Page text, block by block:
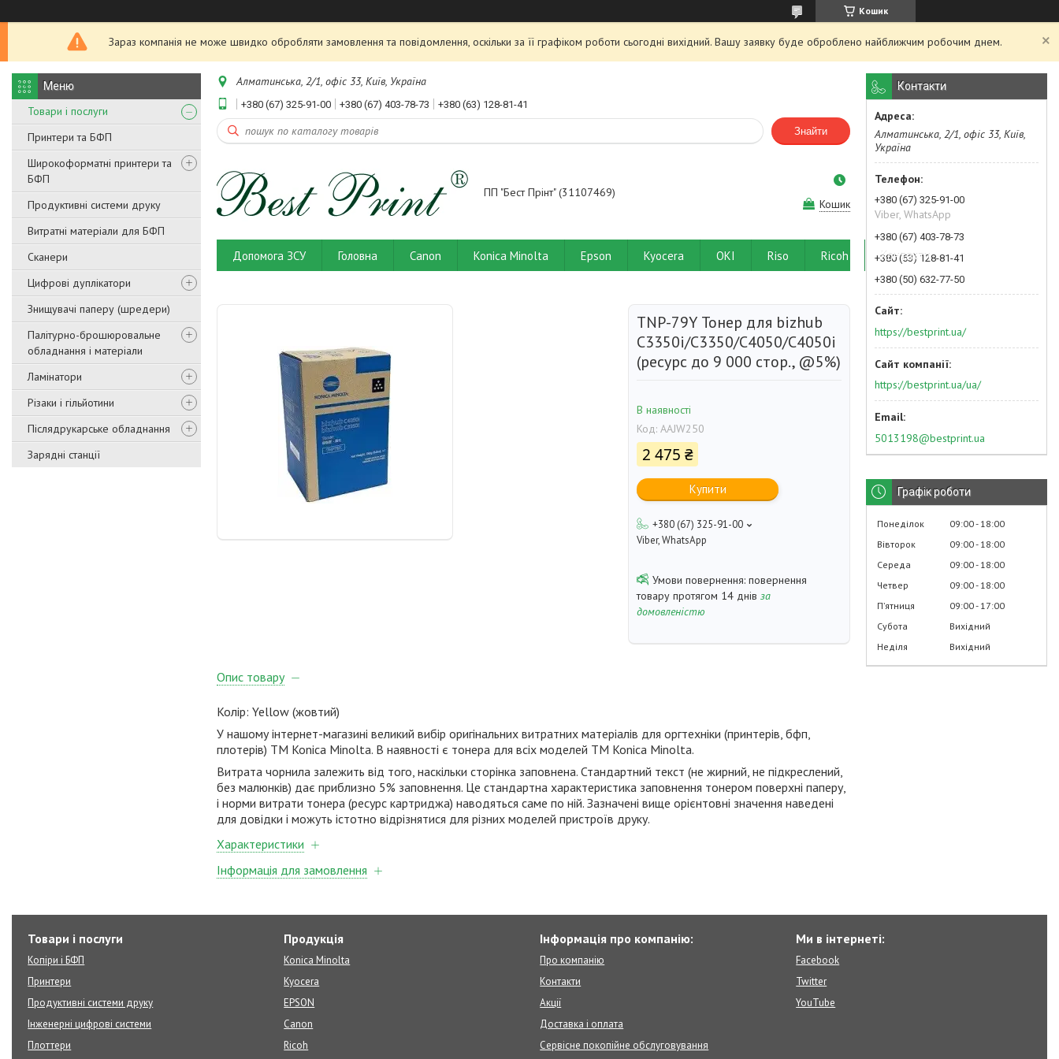
Кошик
Зараз компанія не може швидко обробляти замовлення та повідомлення, оскільки за її графіком роботи сьогодні вихідний. Вашу заявку буде оброблено найближчим робочим днем.
Товари і послуги
Принтери та БФП
Широкоформатні принтери та
БФП
Продуктивні системи друку
Витратні матеріали для БФП
Сканери
Цифрові дуплікатори
Знищувачі паперу (шредери)
Палітурно-брошюровальне
обладнання і матеріали
Ламінатори
Різаки і гільйотини
Післядрукарське обладнання
Зарядні станції
Алматинська, 2/1, офіс 33, Київ, Україна
+380 (67) 325-91-00 +380 (67) 403-78-73 +380 (63) 128-81-41
Знайти
ПП "Бест Прінт" (31107469)
Кошик
Допомога ЗСУ Головна Canon Konica Minolta Epson Kyocera OKI Riso Ricoh Контакти
TNP-79Y Тонер для bizhub
C3350i/C3350/C4050/C4050i
(ресурс до 9 000 стор., @5%)
В наявності
Код: AAJW250
2 475 ₴
Купити
+380 (67) 325-91-00
Viber, WhatsApp
повернення
товару протягом 14 днів за
домовленістю
Опис товару
Колір: Yellow (жовтий)
У нашому інтернет-магазині великий вибір оригінальних витратних матеріалів для оргтехніки (принтерів, бфп,
плотерів) ТМ Konica Minolta. В наявності є тонера для всіх моделей ТМ Konica Minolta.
Витрата чорнила залежить від того, наскільки сторінка заповнена. Стандартний текст (не жирний, не підкреслений,
без малюнків) дає приблизно 5% заповнення. Це стандартна характеристика заповнення тонером поверхні паперу,
і норми витрати тонера (ресурс картриджа) наводяться саме по ній. Зазначені вище орієнтовні значення наведені
для довідки і можуть істотно відрізнятися для різних моделей пристроїв друку.
Характеристики
Інформація для замовлення
Контакти
Алматинська, 2/1, офіс 33, Київ,
Україна
+380 (67) 325-91-00
Viber, WhatsApp
+380 (67) 403-78-73
+380 (63) 128-81-41
+380 (50) 632-77-50
https://bestprint.ua/
https://bestprint.ua/ua/
5013198@bestprint.ua
Графік роботи
Понеділок 09:00 18:00
Вівторок
09:00 18:00
Середа
09:00 18:00
Четвер
09:00 18:00
Пʼятниця
09:00 17:00
Субота
Вихідний
Неділя
Вихідний
Товари і послуги
Копіри і БФП
Принтери
Продуктивні системи друку
Інженерні цифрові системи
Плоттери
Продукція
Konica Minolta
Kyocera
EPSON
Canon
Ricoh
Інформація про компанію:
Про компанію
Контакти
Акції
Доставка і оплата
Сервісне покопійне обслуговування
Ми в інтернеті:
Facebook
Twitter
YouTube